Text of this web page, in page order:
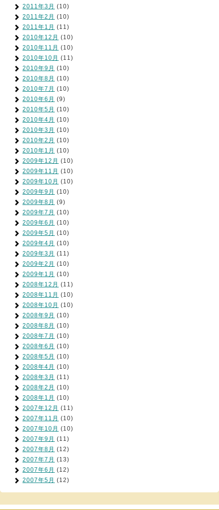
2011年3月 (10)
2011年2月 (10)
2011年1月 (11)
2010年12月 (10)
2010年11月 (10)
2010年10月 (11)
2010年9月 (10)
2010年8月 (10)
2010年7月 (10)
2010年6月 (9)
2010年5月 (10)
2010年4月 (10)
2010年3月 (10)
2010年2月 (10)
2010年1月 (10)
2009年12月 (10)
2009年11月 (10)
2009年10月 (10)
2009年9月 (10)
2009年8月 (9)
2009年7月 (10)
2009年6月 (10)
2009年5月 (10)
2009年4月 (10)
2009年3月 (11)
2009年2月 (10)
2009年1月 (10)
2008年12月 (11)
2008年11月 (10)
2008年10月 (10)
2008年9月 (10)
2008年8月 (10)
2008年7月 (10)
2008年6月 (10)
2008年5月 (10)
2008年4月 (10)
2008年3月 (11)
2008年2月 (10)
2008年1月 (10)
2007年12月 (11)
2007年11月 (10)
2007年10月 (10)
2007年9月 (11)
2007年8月 (12)
2007年7月 (13)
2007年6月 (12)
2007年5月 (12)